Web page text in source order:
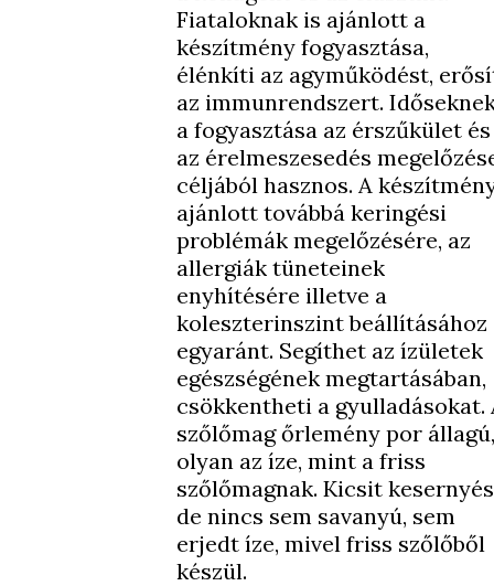
Fiataloknak is ajánlott a
készítmény fogyasztása,
élénkíti az agyműködést,
az immunrendszert.
a fogyasztása az érszűkület és
az érelmeszesedés
céljából hasznos. A
ajánlott továbbá keringési
problémák megelőzésére, az
allergiák tüneteinek
enyhítésére illetve a
koleszterinszint beállításához
egyaránt. Segíthet az ízületek
egészségének megtartásában,
csökkentheti a gyulladásokat.
szőlőmag őrlemény por állagú,
olyan az íze, mint a friss
szőlőmagnak. Kicsit
de nincs sem savanyú, sem
erjedt íze, mivel friss szőlőből
készül.